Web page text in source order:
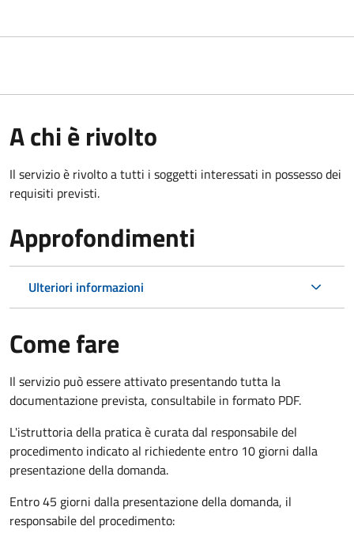
A chi è rivolto
Il servizio è rivolto a tutti i soggetti interessati in possesso dei
requisiti previsti.
Approfondimenti
Ulteriori informazioni
Come fare
Il servizio può essere attivato presentando tutta la
documentazione prevista, consultabile in formato PDF.
L'istruttoria della pratica è curata dal responsabile del
procedimento indicato al richiedente entro 10 giorni dalla
presentazione della domanda.
Entro 45 giorni dalla presentazione della domanda, il
responsabile del procedimento: